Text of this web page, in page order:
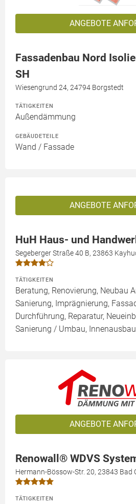
ANGEBOTE
Fassadenbau Nord
SH
Wiesengrund 24, 24794 Borgstedt
TÄTIGKEITEN
Außendämmung
GEBÄUDETEILE
Wand / Fassade
ANGEBOTE
HuH Haus- und
Segeberger Straße 40 B, 23863
TÄTIGKEITEN
Beratung, Renovierung, Neubau
Sanierung, Imprägnierung,
Durchführung, Reparatur,
Sanierung / Umbau, Innenausbau
ANGEBOTE
Renowall® WDVS
Hermann-Bössow-Str. 20, 23843 Bad
TÄTIGKEITEN